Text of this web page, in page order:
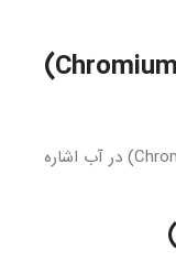
روش‌های اندازه گیری کروم (Chromium)
در ادامه به روش‌های اندازه گیری کروم (Chromium) در آب اشاره